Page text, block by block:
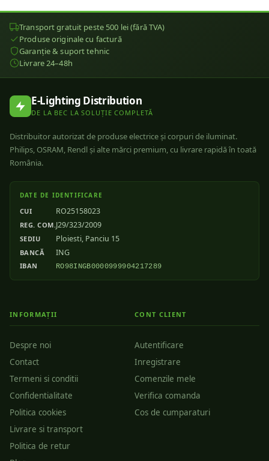
Transport gratuit peste 500 lei (fără TVA)
Produse originale cu factură
Garanție & suport tehnic
Livrare 24–48h
E-Lighting Distribution
DE LA BEC LA SOLUȚIE COMPLETĂ
Distribuitor autorizat de produse electrice și corpuri de iluminat.
Philips, OSRAM, Rendl și alte mărci premium, cu livrare rapidă în toată
România.
DATE DE IDENTIFICARE
CUI RO25158023
REG. COM.J29/323/2009
SEDIU Ploiesti, Panciu 15
BANCĂ ING
IBAN RO98INGB0000999904217289
INFORMAȚII
Despre noi
Contact
Termeni si conditii
Confidentialitate
Politica cookies
Livrare si transport
Politica de retur
CONT CLIENT
Autentificare
Inregistrare
Comenzile mele
Verifica comanda
Cos de cumparaturi